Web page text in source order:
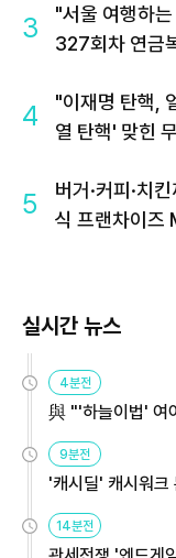
3
"서울 여행하
327회차 연금
4
"이재명 탄핵,
열 탄핵' 맞힌
5
버거·커피·치
식 프랜차이즈
실시간 뉴스
4분전
與 "'하늘이법' 여
9분전
'캐시딜' 캐시워크
14분전